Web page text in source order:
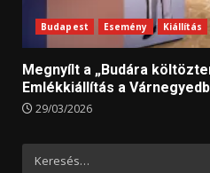
Budapest Esemény Kiállítás
Megnyílt a „Budára
Emlékkiállítás a
29/03/2026
Keresés: